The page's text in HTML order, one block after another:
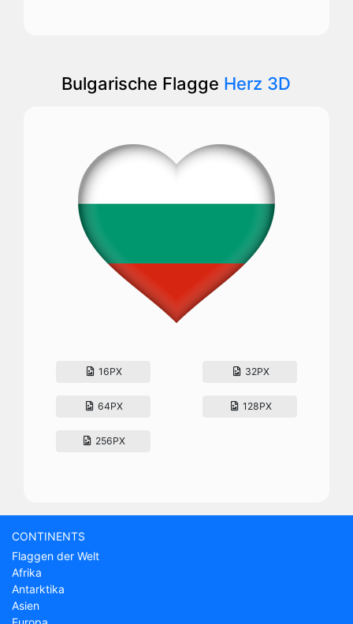
Bulgarische Flagge Herz 3D
16PX 32PX
64PX 128PX
256PX
CONTINENTS
Flaggen der Welt
Afrika
Antarktika
Asien